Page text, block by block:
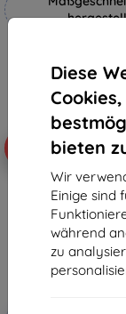
Diese
bieten
Wir
Einige sind
während
zu
17,01
Auf Lager >